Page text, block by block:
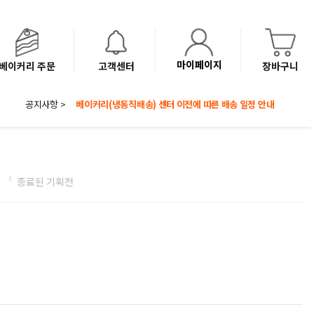
이커리 주문 고객센터 마이페이지 장바구니
공지사항 > 8월 광복절 배송안내
종료된 기획전